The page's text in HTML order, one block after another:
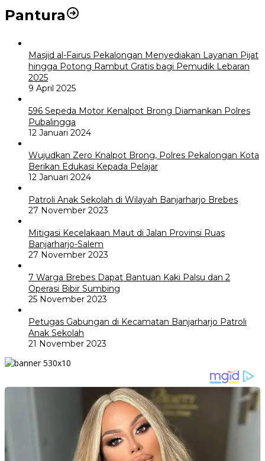
Pantura
Masjid al-Fairus Pekalongan Menyediakan Layanan Pijat
hingga Potong Rambut Gratis bagi Pemudik Lebaran
2025
9 April 2025
596 Sepeda Motor Kenalpot Brong Diamankan Polres
Pubalingga
12 Januari 2024
Wujudkan Zero Knalpot Brong, Polres Pekalongan Kota
Berikan Edukasi Kepada Pelajar
12 Januari 2024
Patroli Anak Sekolah di Wilayah Banjarharjo Brebes
27 November 2023
Mitigasi Kecelakaan Maut di Jalan Provinsi Ruas
Banjarharjo-Salem
27 November 2023
7 Warga Brebes Dapat Bantuan Kaki Palsu dan 2
Operasi Bibir Sumbing
25 November 2023
Petugas Gabungan di Kecamatan Banjarharjo Patroli
Anak Sekolah
21 November 2023